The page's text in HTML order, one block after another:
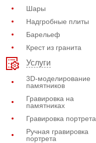
Шары
Надгробные плиты
Барельеф
Крест из гранита
Услуги
3D-моделирование
памятников
Гравировка на
памятниках
Гравировка портрета
Ручная гравировка
портрета